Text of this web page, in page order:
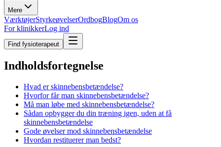
Mere
VærktøjerStyrkeøvelserOrdbogBlogOm os
For klinikkerLog ind
Find fysioterapeut
Indholdsfortegnelse
Hvad er skinnebensbetændelse?
Hvorfor får man skinnebensbetændelse?
Må man løbe med skinnebensbetændelse?
Sådan opbygger du din træning igen, uden at få
skinnebensbetændelse
Gode øvelser mod skinnebensbetændelse
Hvordan restituerer man bedst?